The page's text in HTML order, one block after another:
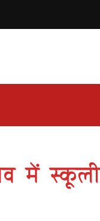
में स्कूली